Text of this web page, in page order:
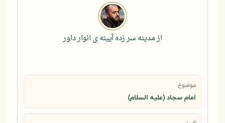
اﺯ ﻣﺪﻳﻨﻪ ﺳﺮ زده ﺁﻳﻴﻨﻪ ی اﻧﻮاﺭ داﻭﺭ
موضوع
امام سجاد (علیه السلام)